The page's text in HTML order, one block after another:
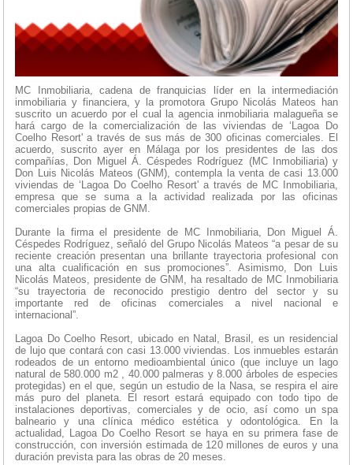
MC Inmobiliaria, cadena de franquicias líder en la intermediación
inmobiliaria y financiera, y la promotora Grupo Nicolás Mateos han
suscrito un acuerdo por el cual la agencia inmobiliaria malagueña se
hará cargo de la comercialización de las viviendas de ‘Lagoa Do
Coelho Resort' a través de sus más de 300 oficinas comerciales. El
acuerdo, suscrito ayer en Málaga por los presidentes de las dos
compañías, Don Miguel Á. Céspedes Rodríguez (MC Inmobiliaria) y
Don Luis Nicolás Mateos (GNM), contempla la venta de casi 13.000
viviendas de ‘Lagoa Do Coelho Resort' a través de MC Inmobiliaria,
empresa que se suma a la actividad realizada por las oficinas
comerciales propias de GNM.
Durante la firma el presidente de MC Inmobiliaria, Don Miguel Á.
Céspedes Rodríguez, señaló del Grupo Nicolás Mateos “a pesar de su
reciente creación presentan una brillante trayectoria profesional con
una alta cualificación en sus promociones”. Asimismo, Don Luis
Nicolás Mateos, presidente de GNM, ha resaltado de MC Inmobiliaria
“su trayectoria de reconocido prestigio dentro del sector y su
importante red de oficinas comerciales a nivel nacional e
internacional”.
Lagoa Do Coelho Resort, ubicado en Natal, Brasil, es un residencial
de lujo que contará con casi 13.000 viviendas. Los inmuebles estarán
rodeados de un entorno medioambiental único (que incluye un lago
natural de 580.000 m2 , 40.000 palmeras y 8.000 árboles de especies
protegidas) en el que, según un estudio de la Nasa, se respira el aire
más puro del planeta. El resort estará equipado con todo tipo de
instalaciones deportivas, comerciales y de ocio, así como un spa
balneario y una clínica médico estética y odontológica. En la
actualidad, Lagoa Do Coelho Resort se haya en su primera fase de
construcción, con inversión estimada de 120 millones de euros y una
duración prevista para las obras de 20 meses.